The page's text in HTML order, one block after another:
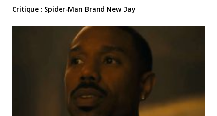
Critique : Spider-Man Brand New Day